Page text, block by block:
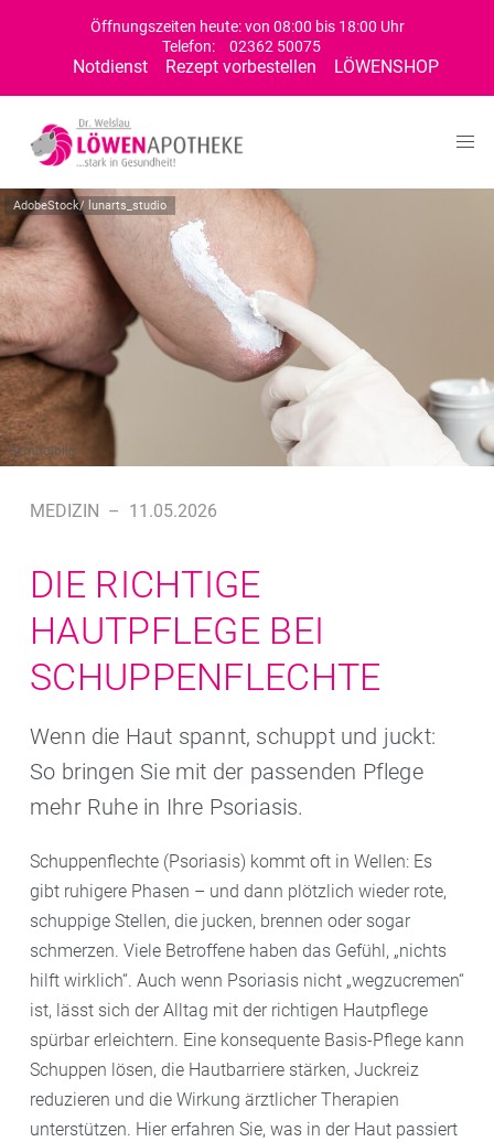
Öffnungszeiten heute: von 08:00 bis 18:00 Uhr
Telefon:
02362 50075
Notdienst Rezept vorbestellen LÖWENSHOP
AdobeStock/ lunarts_studio
Symbolbild
MEDIZIN – 11.05.2026
DIE RICHTIGE
HAUTPFLEGE BEI
SCHUPPENFLECHTE
Wenn die Haut spannt, schuppt und juckt:
So bringen Sie mit der passenden Pflege
mehr Ruhe in Ihre Psoriasis.
Schuppenflechte (Psoriasis) kommt oft in Wellen: Es
gibt ruhigere Phasen – und dann plötzlich wieder rote,
schuppige Stellen, die jucken, brennen oder sogar
schmerzen. Viele Betroffene haben das Gefühl, „nichts
hilft wirklich“. Auch wenn Psoriasis nicht „wegzucremen“
ist, lässt sich der Alltag mit der richtigen Hautpflege
spürbar erleichtern. Eine konsequente Basis-Pflege kann
Schuppen lösen, die Hautbarriere stärken, Juckreiz
reduzieren und die Wirkung ärztlicher Therapien
unterstützen. Hier erfahren Sie, was in der Haut passiert